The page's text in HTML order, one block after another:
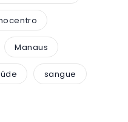
Manaus
sangue